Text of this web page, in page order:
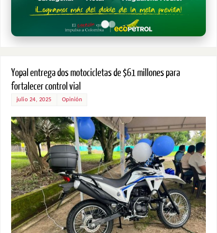
Yopal entrega dos motocicletas de $61 millones para
fortalecer control vial
julio 24, 2025 Opinión